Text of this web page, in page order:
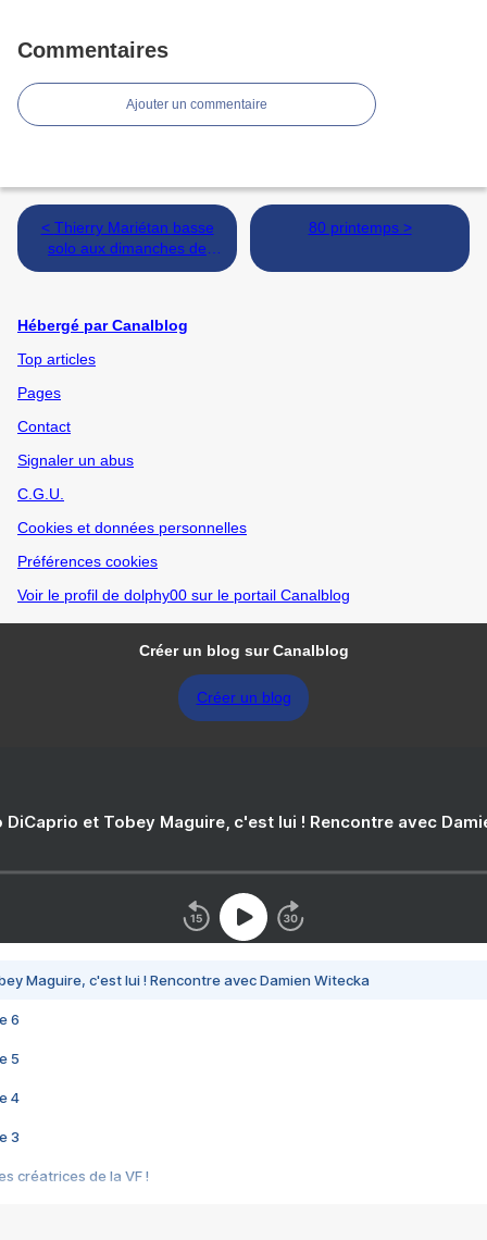
Commentaires
Ajouter un commentaire
< Thierry Mariétan basse
solo aux dimanches de
l'impro (Montreuil)
80 printemps >
Hébergé par Canalblog
Top articles
Pages
Contact
Signaler un abus
C.G.U.
Cookies et données personnelles
Préférences cookies
Voir le profil de dolphy00 sur le portail Canalblog
Créer un blog sur Canalblog
Créer un blog
DiCaprio et Tobey Maguire, c'est lui ! Rencontre avec
Maguire, c'est lui ! Rencontre avec Damien Witecka
6
5
4
3
créatrices de la VF !